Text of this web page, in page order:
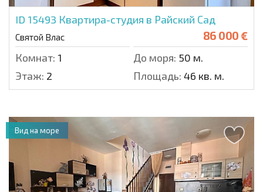
ID 15493 Квартира-студия в Райский Сад
Святой Влас 86 000 €
Комнат: 1 До моря: 50 м.
Этаж: 2 Площадь: 46 кв. м.
Вид на море